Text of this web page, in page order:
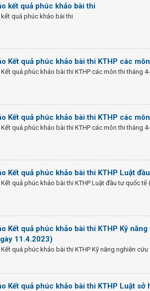
kết quả phúc khảo bài thi
quả phúc khảo bài thi
Kết quả phúc khảo bài thi KTHP các
quả phúc khảo bài thi KTHP các môn thi tháng
Kết quả phúc khảo bài thi KTHP các
quả phúc khảo bài thi KTHP các môn thi tháng
Kết quả phúc khảo bài thi KTHP Luật
quả phúc khảo bài thi KTHP Luật đầu tư quốc tế
Kết quả phúc khảo bài thi KTHP Kỹ
11.4.2023)
quả phúc khảo bài thi KTHP Kỹ năng nghiên
Kết quả phúc khảo bài thi KTHP Luật